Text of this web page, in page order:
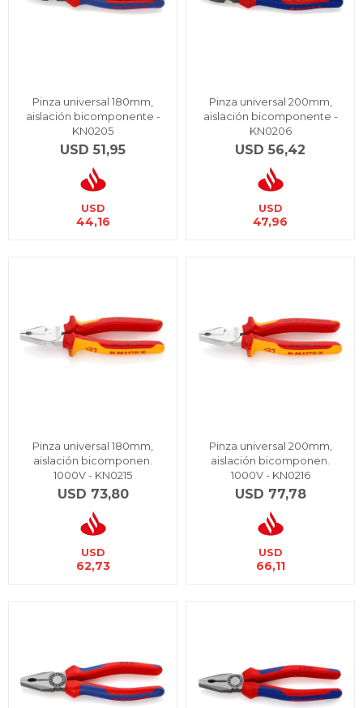
Pinza universal 180mm,
aislación bicomponente -
KN0205
USD 51,95
USD
44,16
Pinza universal 200mm,
aislación bicomponente -
KN0206
USD 56,42
USD
47,96
Pinza universal 180mm,
aislación bicomponen.
1000V - KN0215
USD 73,80
USD
62,73
Pinza universal 200mm,
aislación bicomponen.
1000V - KN0216
USD 77,78
USD
66,11